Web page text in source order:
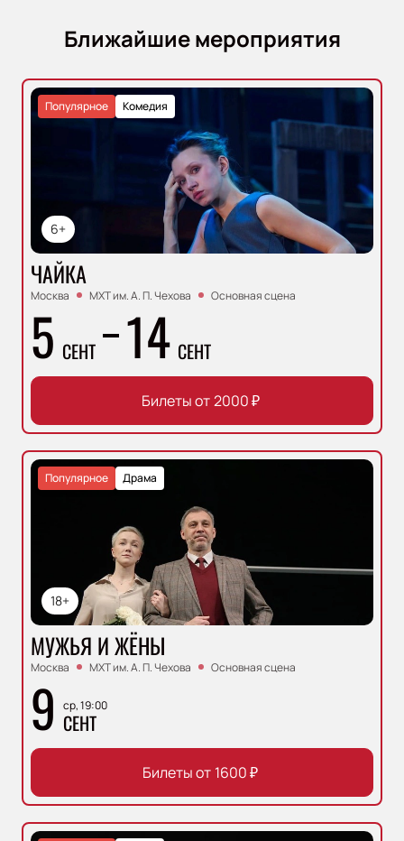
Ближайшие мероприятия
6+
Комедия
Популярное
ЧАЙКА
Москва МХТ им. А. П. Чехова Основная сцена
5 СЕНТ 14 СЕНТ
Билеты от 2000₽
18+
Драма
Популярное
МУЖЬЯ И ЖЁНЫ
Москва МХТ им. А. П. Чехова Основная сцена
9 ср, 19:00
СЕНТ
Билеты от 1600₽